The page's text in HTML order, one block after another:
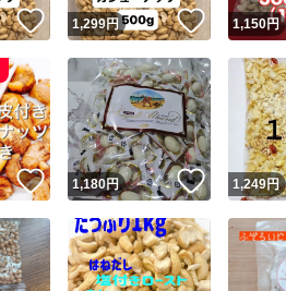
いいね！
1,299円 いいね！
1,150円
いいね！
1,180円 いいね！
1,249円